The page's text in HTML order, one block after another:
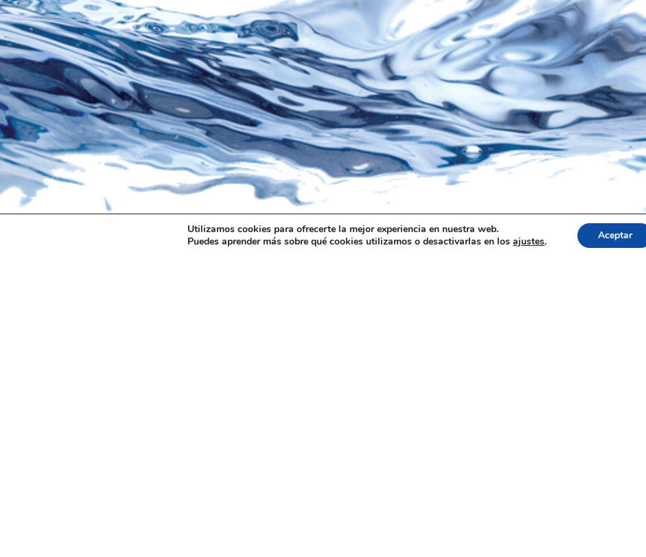
Utilizamos cookies para ofrecerte la mejor experiencia en nuestra web.
Puedes aprender más sobre qué cookies utilizamos o desactivarlas en losajustes. Aceptar